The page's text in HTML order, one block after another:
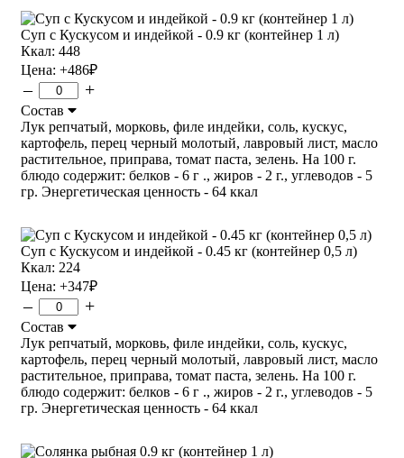
Суп с Кускусом и индейкой - 0.9 кг (контейнер 1 л)
Ккал: 448
Цена: +486₽
– +
Состав
Лук репчатый, морковь, филе индейки, соль, кускус,
картофель, перец черный молотый, лавровый лист, масло
растительное, приправа, томат паста, зелень. На 100 г.
блюдо содержит: белков - 6 г ., жиров - 2 г., углеводов - 5
гр. Энергетическая ценность - 64 ккал
Суп с Кускусом и индейкой - 0.45 кг (контейнер 0,5 л)
Ккал: 224
Цена: +347₽
– +
Состав
Лук репчатый, морковь, филе индейки, соль, кускус,
картофель, перец черный молотый, лавровый лист, масло
растительное, приправа, томат паста, зелень. На 100 г.
блюдо содержит: белков - 6 г ., жиров - 2 г., углеводов - 5
гр. Энергетическая ценность - 64 ккал